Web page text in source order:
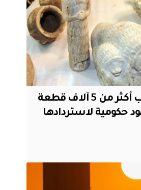
بعد 2003.. تهريب أكثر من 5 آلاف قطعة
حكومية لاستردادها